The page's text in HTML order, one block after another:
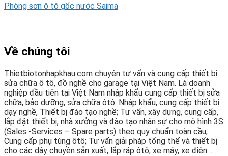
Phòng sơn ô tô gốc nước Saima
Về chúng tôi
Thietbiotonhapkhau.com chuyên tư vấn và cung cấp thiết bị
sửa chữa ô tô, đồ nghề cho garage tại Việt Nam. Là doanh
nghiệp đầu tiên tại Việt Nam nhập khẩu cung cấp thiết bị sửa
chữa, bảo dưỡng, sửa chữa ôtô. Nhập khẩu, cung cấp thiết bị
dạy nghề, Thiết bị đào tạo nghề; Tư vấn, xây dựng, cung cấp,
lắp đặt thiết bị, nhà xưởng và đào tạo nhân sự cho mô hình 3S
(Sales -Services – Spare parts) theo quy chuẩn toàn cầu;
Cung cấp phụ tùng ôtô; Tư vấn giải pháp tổng thể và thiết bị
cho các dây chuyền sản xuất, lắp ráp ôtô, xe máy, xe điện…